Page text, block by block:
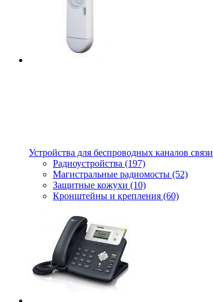
Устройства для беспроводных каналов связи
Радиоустройства (197)
Магистральные радиомосты (52)
Защитные кожухи (10)
Кронштейны и крепления (60)